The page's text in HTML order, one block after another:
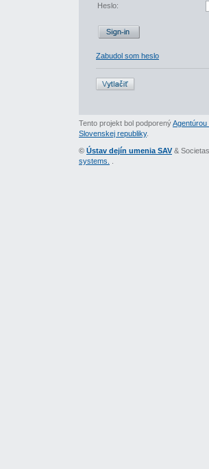
Heslo:
Zabudol som heslo
Tento projekt bol podporený
Slovenskej republiky.
© Ústav dejín umenia SAV &
systems.